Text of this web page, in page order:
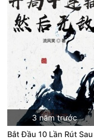
3 năm trước
Bắt Đầu 10 Lần Rút Sau